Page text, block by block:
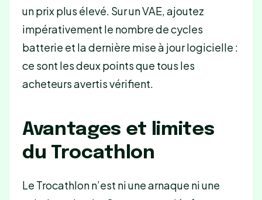
un prix plus élevé. Sur un VAE, ajoutez
impérativement le nombre de cycles
batterie et la dernière mise à jour logicielle :
ce sont les deux points que tous les
acheteurs avertis vérifient.
Avantages et limites
du Trocathlon
Le Trocathlon n’est ni une arnaque ni une